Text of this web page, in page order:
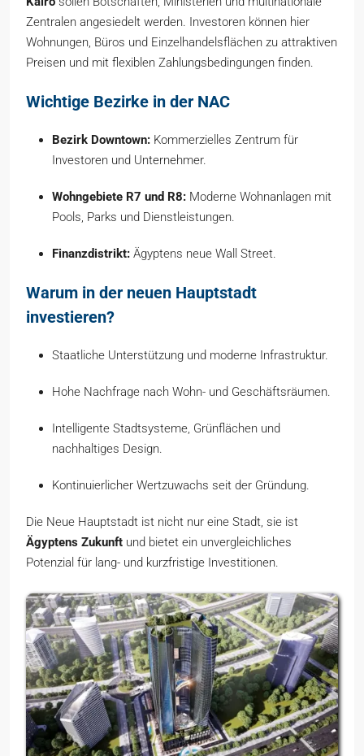
Zentralen angesiedelt werden. Investoren können hier
Wohnungen, Büros und Einzelhandelsflächen zu attraktiven
Preisen und mit flexiblen Zahlungsbedingungen finden.
Wichtige Bezirke in der NAC
Bezirk Downtown: Kommerzielles Zentrum für
Investoren und Unternehmer.
Wohngebiete R7 und R8: Moderne Wohnanlagen mit
Pools, Parks und Dienstleistungen.
Finanzdistrikt: Ägyptens neue Wall Street.
Warum in der neuen Hauptstadt
investieren?
Staatliche Unterstützung und moderne Infrastruktur.
Hohe Nachfrage nach Wohn- und Geschäftsräumen.
Intelligente Stadtsysteme, Grünflächen und
nachhaltiges Design.
Kontinuierlicher Wertzuwachs seit der Gründung.
Die Neue Hauptstadt ist nicht nur eine Stadt, sie ist
Ägyptens Zukunft und bietet ein unvergleichliches
Potenzial für lang- und kurzfristige Investitionen.